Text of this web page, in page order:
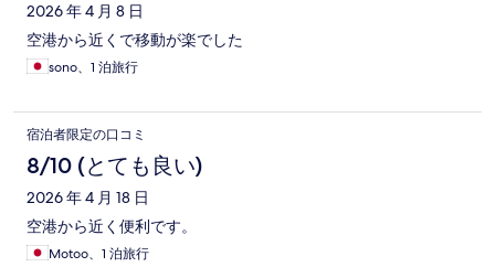
2026 年 4 月 8 日
空港から近くで移動が楽でした
sono、1 泊旅行
宿泊者限定の口コミ
8/10 (とても良い)
2026 年 4 月 18 日
空港から近く便利です。
Motoo、1 泊旅行